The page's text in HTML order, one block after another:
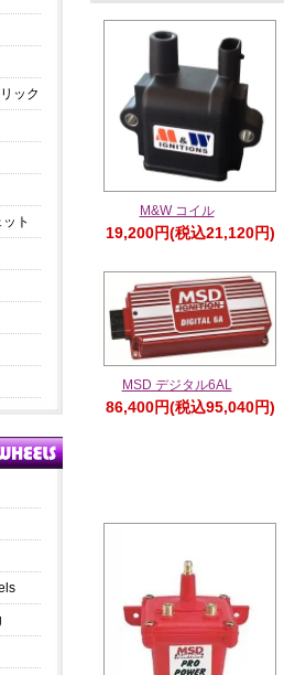
ック
ト
M&W コイル
19,200円(税込21,120円)
MSD デジタル6AL
86,400円(税込95,040円)